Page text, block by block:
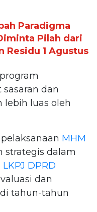
Paradigma
Pilah dari
Residu 1 Agustus
dan
lebih luas oleh
MHM
strategis dalam
LKPJ DPRD
dan
tahun-tahun